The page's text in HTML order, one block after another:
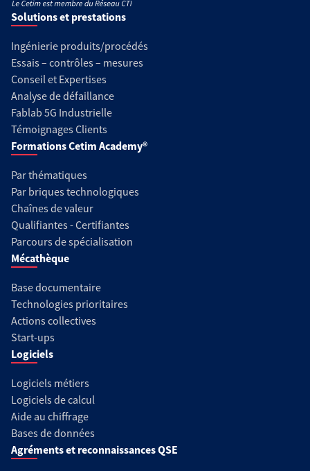
Solutions et prestations
Ingénierie produits/procédés
Essais – contrôles – mesures
Conseil et Expertises
Analyse de défaillance
Fablab 5G Industrielle
Témoignages Clients
Formations Cetim Academy®
Par thématiques
Par briques technologiques
Chaînes de valeur
Qualifiantes - Certifiantes
Parcours de spécialisation
Mécathèque
Base documentaire
Technologies prioritaires
Actions collectives
Start-ups
Logiciels
Logiciels métiers
Logiciels de calcul
Aide au chiffrage
Bases de données
Agréments et reconnaissances QSE